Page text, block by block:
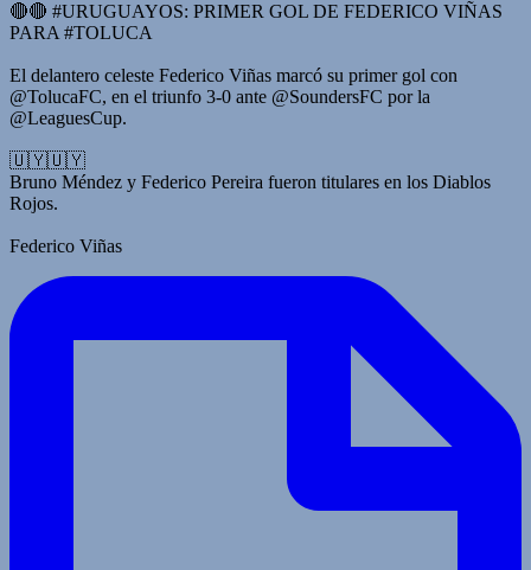
🔴🔴 #URUGUAYOS: PRIMER GOL DE FEDERICO VIÑAS
PARA #TOLUCA
El delantero celeste Federico Viñas marcó su primer gol con
@TolucaFC, en el triunfo 3-0 ante @SoundersFC por la
@LeaguesCup.
🇺🇾🇺🇾
Bruno Méndez y Federico Pereira fueron titulares en los Diablos
Rojos.
Federico Viñas